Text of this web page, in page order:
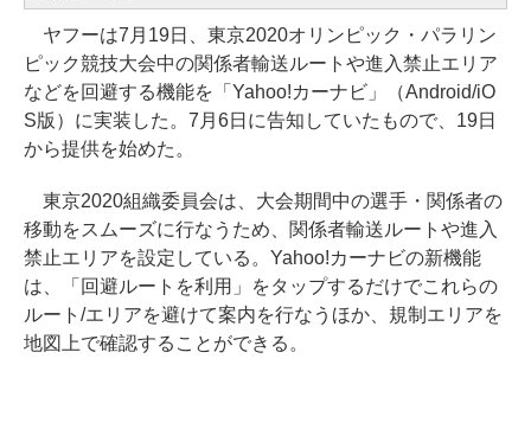
ヤフーは7月19日、東京2020オリンピック・パラリン
ピック競技大会中の関係者輸送ルートや進入禁止エリア
などを回避する機能を「Yahoo!カーナビ」（Android/iO
S版）に実装した。7月6日に告知していたもので、19日
から提供を始めた。
東京2020組織委員会は、大会期間中の選手・関係者の
移動をスムーズに行なうため、関係者輸送ルートや進入
禁止エリアを設定している。Yahoo!カーナビの新機能
は、「回避ルートを利用」をタップするだけでこれらの
ルート/エリアを避けて案内を行なうほか、規制エリアを
地図上で確認することができる。